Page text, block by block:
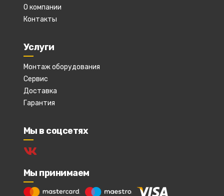
О компании
Контакты
Услуги
Монтаж оборудования
Сервис
Доставка
Гарантия
Мы в соцсетях
Мы принимаем